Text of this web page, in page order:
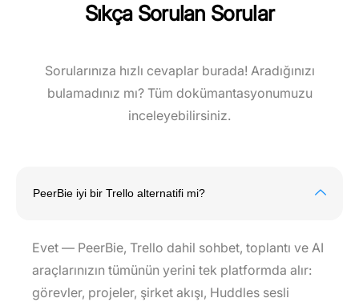
Sıkça Sorulan Sorular
Sorularınıza hızlı cevaplar burada! Aradığınızı
bulamadınız mı? Tüm dokümantasyonumuzu
inceleyebilirsiniz.
PeerBie iyi bir Trello alternatifi mi?
Evet — PeerBie, Trello dahil sohbet, toplantı ve AI
araçlarınızın tümünün yerini tek platformda alır:
görevler, projeler, şirket akışı, Huddles sesli